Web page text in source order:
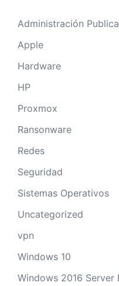
Administración Publica
Apple
Hardware
HP
Proxmox
Ransonware
Redes
Seguridad
Sistemas Operativos
Uncategorized
vpn
Windows 10
Windows 2016 Server